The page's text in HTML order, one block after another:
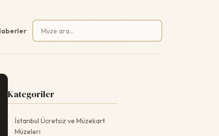
Arama:
Kategoriler
İstanbul Ücretsiz ve Müzekart
Müzeleri